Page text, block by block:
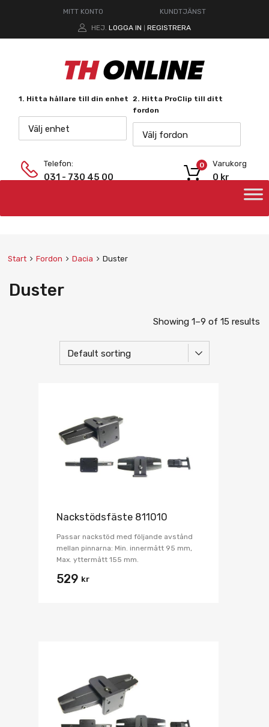
MITT KONTO
KUNDTJÄNST
HEJ. LOGGA IN REGISTRERA
1. Hitta hållare till din enhet
Välj enhet
2. Hitta ProClip till ditt
fordon
Välj fordon
Telefon:
031 - 730 45 00
Varukorg
0 kr
0
Start Fordon Dacia Duster
Duster
Showing 1–9 of 15 results
Nackstödsfäste 811010
Passar nackstöd med följande avstånd
mellan pinnarna: Min. innermått 95 mm,
Max. yttermått 155 mm.
529 kr